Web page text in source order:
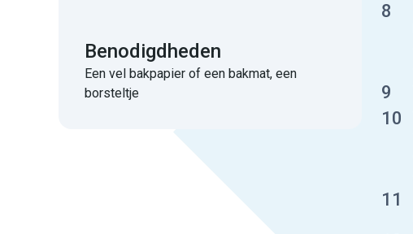
Benodigdheden
Een vel bakpapier of een bakmat, een
borsteltje
8
9
10
11